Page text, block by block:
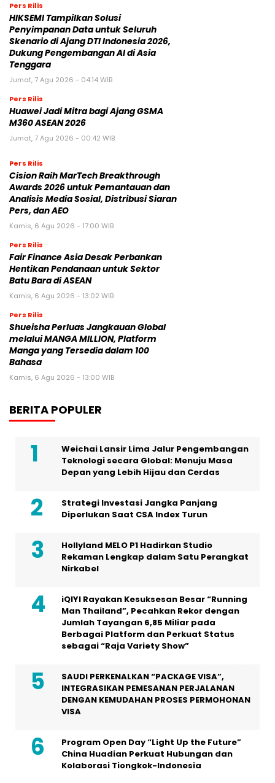
Pers Rilis
HIKSEMI Tampilkan Solusi
Penyimpanan Data untuk Seluruh
Skenario di Ajang DTI Indonesia 2026,
Dukung Pengembangan AI di Asia
Tenggara
Jumat, 7 Agu 2026 - 04:14 WIB
Pers Rilis
Huawei Jadi Mitra bagi Ajang GSMA
M360 ASEAN 2026
Jumat, 7 Agu 2026 - 00:42 WIB
Pers Rilis
Cision Raih MarTech Breakthrough
Awards 2026 untuk Pemantauan dan
Analisis Media Sosial, Distribusi Siaran
Pers, dan AEO
Kamis, 6 Agu 2026 - 17:00 WIB
Pers Rilis
Fair Finance Asia Desak Perbankan
Hentikan Pendanaan untuk Sektor
Batu Bara di ASEAN
Kamis, 6 Agu 2026 - 13:02 WIB
Pers Rilis
Shueisha Perluas Jangkauan Global
melalui MANGA MILLION, Platform
Manga yang Tersedia dalam 100
Bahasa
Kamis, 6 Agu 2026 - 13:00 WIB
BERITA POPULER
Weichai Lansir Lima Jalur Pengembangan
Teknologi secara Global: Menuju Masa
Depan yang Lebih Hijau dan Cerdas
Strategi Investasi Jangka Panjang
Diperlukan Saat CSA Index Turun
Hollyland MELO P1 Hadirkan Studio
Rekaman Lengkap dalam Satu Perangkat
Nirkabel
iQIYI Rayakan Kesuksesan Besar “Running
Man Thailand”, Pecahkan Rekor dengan
Jumlah Tayangan 6,85 Miliar pada
Berbagai Platform dan Perkuat Status
sebagai “Raja Variety Show”
SAUDI PERKENALKAN “PACKAGE VISA”,
INTEGRASIKAN PEMESANAN PERJALANAN
DENGAN KEMUDAHAN PROSES PERMOHONAN
VISA
Program Open Day “Light Up the Future”
China Huadian Perkuat Hubungan dan
Kolaborasi Tiongkok-Indonesia